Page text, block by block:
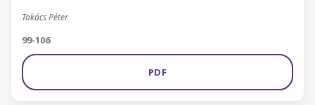
Takács Péter
99-106
PDF